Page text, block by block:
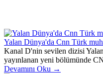
Yalan Dünya'da Cnn Türk
Kanal D'nin sevilen dizisi
yayınlanan yeni bölümünde
Devamını Oku →